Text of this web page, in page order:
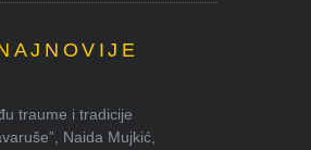
traume i tradicije
Naida Mujkić,